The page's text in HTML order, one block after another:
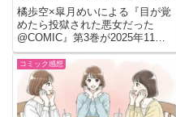
【コロナ・コミックス】
橘歩空×皐月めいによる『目が覚
めたら投獄された悪女だった
@COMIC』第3巻が2025年11月1
日発売！天才薬師×悪女の入れ替
わりファンタジー第一部完結。
コミック感想